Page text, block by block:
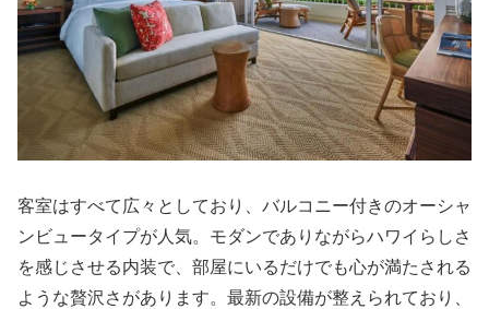
客室はすべて広々としており、バルコニー付きのオーシャ
ンビュータイプが人気。モダンでありながらハワイらしさ
を感じさせる内装で、部屋にいるだけでも心が満たされる
ような贅沢さがあります。最新の設備が整えられており、